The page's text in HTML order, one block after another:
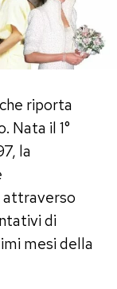
molto
«quanto ti
ballerine,
più
conferma
tra Megan
da sole per
riporta
Nata il 1°
la
di
mesi della